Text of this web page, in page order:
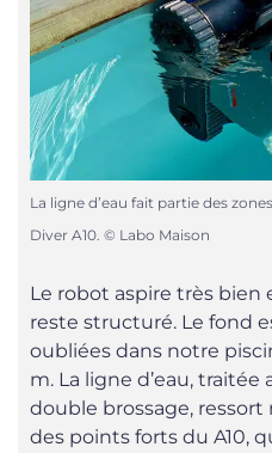
La ligne d’eau fait partie des
Diver A10. © Labo Maison
Le robot aspire très
reste structuré. Le fond
oubliées dans notre
m. La ligne d’eau,
double brossage, ressort
des points forts du A10,